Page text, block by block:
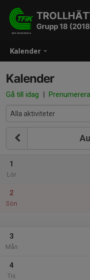
Kalender
Grupp 18
Kalender
Gå till idag | Prenumerera
1
Lör
2
Sön
3
Mån
4
Tis